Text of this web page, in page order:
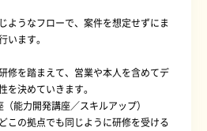
ようなフローで、案件を想定せずにま
います。
修を踏まえて、営業や本人を含めてデ
を決めていきます。
能力開発講座／スキルアップ）
この拠点でも同じように研修を受ける